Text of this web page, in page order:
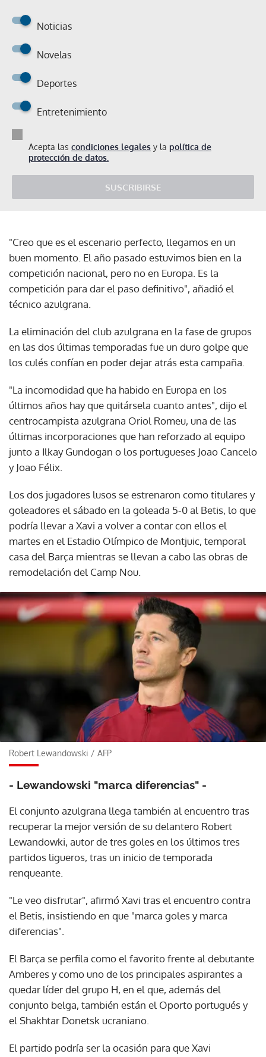
Noticias
Novelas
Deportes
Entretenimiento
Acepta las condiciones legales y la política de
protección de datos.
SUSCRIBIRSE
"Creo que es el escenario perfecto, llegamos en un
buen momento. El año pasado estuvimos bien en la
competición nacional, pero no en Europa. Es la
competición para dar el paso definitivo", añadió el
técnico azulgrana.
La eliminación del club azulgrana en la fase de grupos
en las dos últimas temporadas fue un duro golpe que
los culés confían en poder dejar atrás esta campaña.
"La incomodidad que ha habido en Europa en los
últimos años hay que quitársela cuanto antes", dijo el
centrocampista azulgrana Oriol Romeu, una de las
últimas incorporaciones que han reforzado al equipo
junto a Ilkay Gundogan o los portugueses Joao Cancelo
y Joao Félix.
Los dos jugadores lusos se estrenaron como titulares y
goleadores el sábado en la goleada 5-0 al Betis, lo que
podría llevar a Xavi a volver a contar con ellos el
martes en el Estadio Olímpico de Montjuic, temporal
casa del Barça mientras se llevan a cabo las obras de
remodelación del Camp Nou.
Robert Lewandowski / AFP
- Lewandowski "marca diferencias" -
El conjunto azulgrana llega también al encuentro tras
recuperar la mejor versión de su delantero Robert
Lewandowki, autor de tres goles en los últimos tres
partidos ligueros, tras un inicio de temporada
renqueante.
"Le veo disfrutar", afirmó Xavi tras el encuentro contra
el Betis, insistiendo en que "marca goles y marca
diferencias".
El Barça se perfila como el favorito frente al debutante
Amberes y como uno de los principales aspirantes a
quedar líder del grupo H, en el que, además del
conjunto belga, también están el Oporto portugués y
el Shakhtar Donetsk ucraniano.
El partido podría ser la ocasión para que Xavi